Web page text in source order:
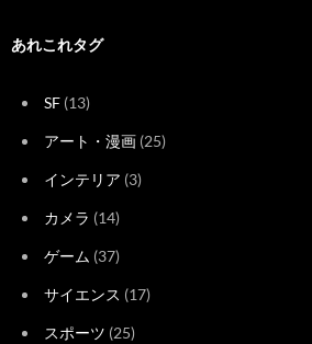
あれこれタグ
SF (13)
アート・漫画 (25)
インテリア (3)
カメラ (14)
ゲーム (37)
サイエンス (17)
スポーツ (25)